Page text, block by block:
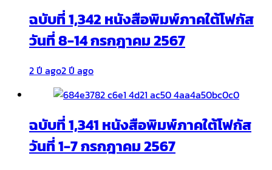
ฉบับที่ 1,342 หนังสือพิมพ์ภาคใต้โฟกัส
วันที่ 8-14 กรกฎาคม 2567
2 ปี ago2 ปี ago
ฉบับที่ 1,341 หนังสือพิมพ์ภาคใต้โฟกัส
วันที่ 1-7 กรกฎาคม 2567